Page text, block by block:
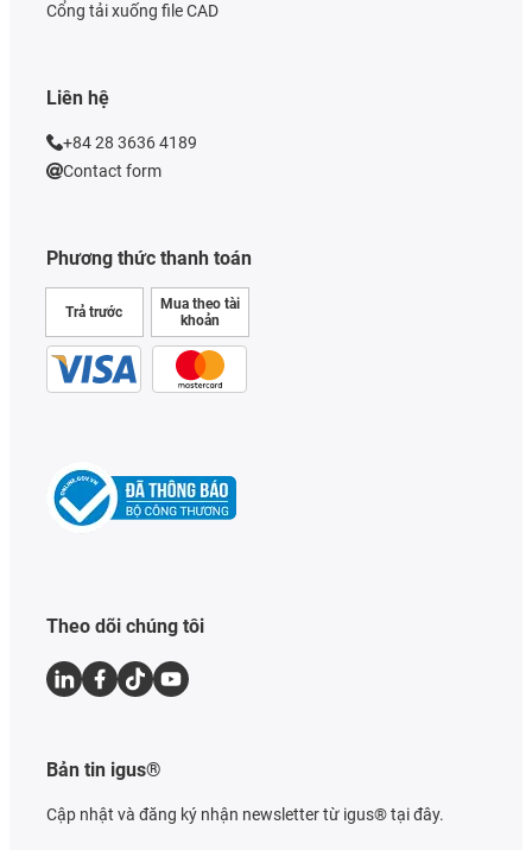
Phương thức thanh toán
Trả trước
Mua theo tài
khoản
Cổng tải xuống file CAD
Liên hệ
+84 28 3636 4189
Contact form
Theo dõi chúng tôi
Bản tin igus®
Cập nhật và đăng ký nhận newsletter từ igus® tại đây.